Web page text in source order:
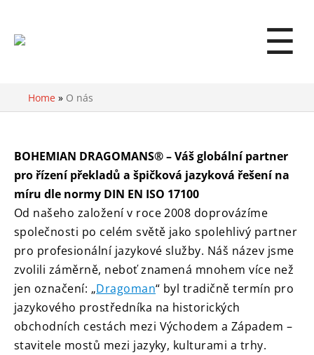
☰
Home » O nás
BOHEMIAN DRAGOMANS® – Váš globální partner
pro řízení překladů a špičková jazyková řešení na
míru dle normy DIN EN ISO 17100
Od našeho založení v roce 2008 doprovázíme
společnosti po celém světě jako spolehlivý partner
pro profesionální jazykové služby. Náš název jsme
zvolili záměrně, neboť znamená mnohem více než
jen označení: „Dragoman“ byl tradičně termín pro
jazykového prostředníka na historických
obchodních cestách mezi Východem a Západem –
stavitele mostů mezi jazyky, kulturami a trhy.